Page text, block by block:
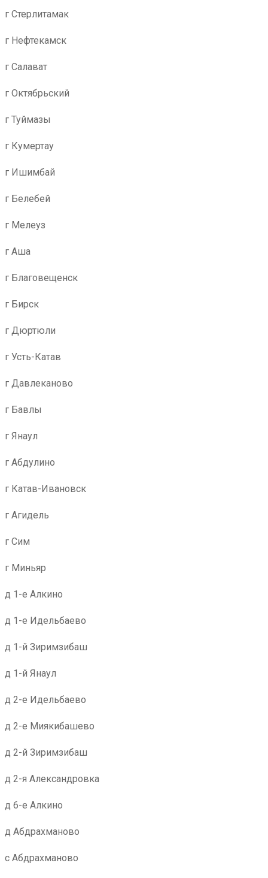
г Стерлитамак
г Нефтекамск
г Салават
г Октябрьский
г Туймазы
г Кумертау
г Ишимбай
г Белебей
г Мелеуз
г Аша
г Благовещенск
г Бирск
г Дюртюли
г Усть-Катав
г Давлеканово
г Бавлы
г Янаул
г Абдулино
г Катав-Ивановск
г Агидель
г Сим
г Миньяр
д 1-е Алкино
д 1-е Идельбаево
д 1-й Зиримзибаш
д 1-й Янаул
д 2-е Идельбаево
д 2-е Миякибашево
д 2-й Зиримзибаш
д 2-я Александровка
д 6-е Алкино
д Абдрахманово
с Абдрахманово